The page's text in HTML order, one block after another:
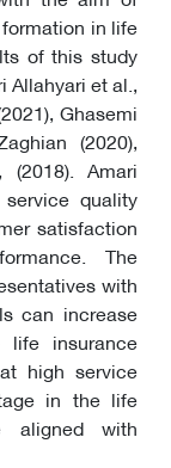
in life
of this study
Allahyari et al.,
Ghasemi
(2020),
Amari
quality
satisfaction
The
with
can increase
life insurance
high service
in the life
aligned with